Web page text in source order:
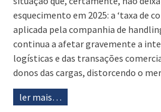
esquecimento em 2025: a ‘taxa de
aplicada pela companhia de
continua a afetar gravemente a
logísticas e das transações
donos das cargas, distorcendo o
ler mais…